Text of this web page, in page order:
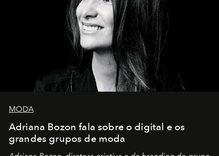
MODA
Adriana Bozon fala sobre o digital e os
grandes grupos de moda